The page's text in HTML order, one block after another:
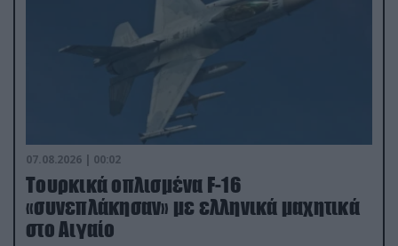
07.08.2026 | 00:02
Τουρκικά οπλισμένα F-16
«συνεπλάκησαν» με ελληνικά μαχητικά
στο Αιγαίο